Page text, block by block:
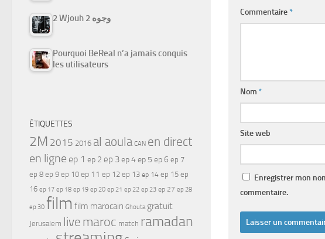
Commentaire*
Nom *
Site web
Enregistrer mon
commentaire.
2 Wjouh 2 وجوه
Pourquoi BeReal n’a jamais conquis
les utilisateurs
ÉTIQUETTES
2M 2015 2016 al aoula CAN en direct
en ligne ep 1 ep 2 ep 3ep 4ep 5 ep 6 ep 7
ep 8 ep 9 ep 10 ep 11 ep 12 ep 13 ep 14 ep 15 ep
16 ep 17 ep 18 ep 19 ep 20 ep 21 ep 22 ep 23 ep 27 ep 28
ep 30 film film marocain Ghouta gratuit
Jerusalem live maroc match ramadan